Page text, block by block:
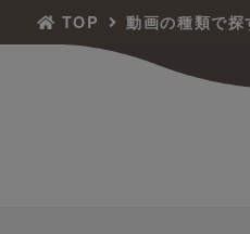
TOP 動画の種類で探